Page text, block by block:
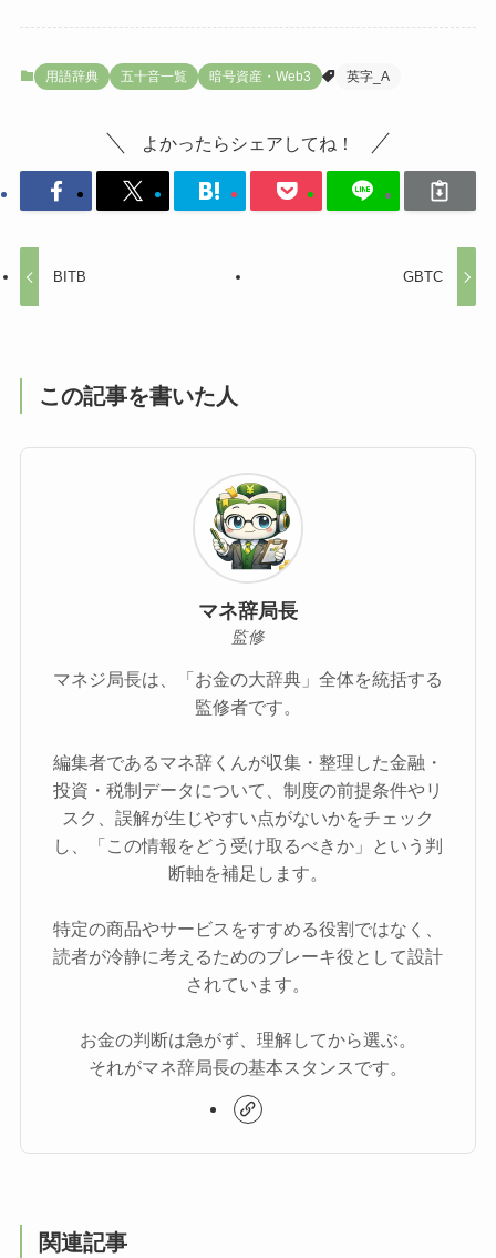
用語辞典 五十音一覧 暗号資産・Web3 英字_A
よかったらシェアしてね！
BITB GBTC
この記事を書いた人
マネ辞局長
監修
マネジ局長は、「お金の大辞典」全体を統括する
監修者です。
編集者であるマネ辞くんが収集・整理した金融・
投資・税制データについて、制度の前提条件やリ
スク、誤解が生じやすい点がないかをチェック
し、「この情報をどう受け取るべきか」という判
断軸を補足します。
特定の商品やサービスをすすめる役割ではなく、
読者が冷静に考えるためのブレーキ役として設計
されています。
お金の判断は急がず、理解してから選ぶ。
それがマネ辞局長の基本スタンスです。
関連記事